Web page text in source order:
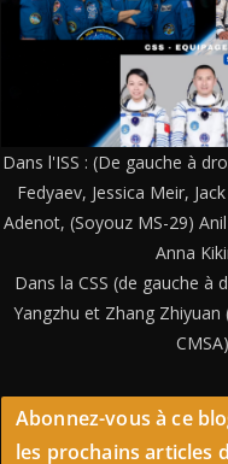
Dans l'ISS : (De gauche à
Fedyaev, Jessica Meir,
Adenot, (Soyouz MS-29)
Anna
Dans la CSS (de gauche à
Yangzhu et Zhang Zhiyuan
CMSA)
Abonnez-vous à ce
les prochains articles